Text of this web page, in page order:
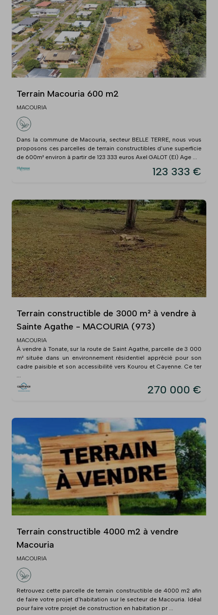
Terrain Macouria 600 m2
MACOURIA
Dans la commune de Macouria, secteur BELLE TERRE, nous vous
proposons ces parcelles de terrain constructibles d'une superficie
de 600m² environ à partir de 123 333 euros Axel GALOT (EI) Age ...
123 333 €
Terrain constructible de 3000 m² à vendre à
Sainte Agathe - MACOURIA (973)
MACOURIA
À vendre à Tonate, sur la route de Saint Agathe, parcelle de 3 000
m² située dans un environnement résidentiel apprécié pour son
cadre paisible et son accessibilité vers Kourou et Cayenne. Ce ter
...
270 000 €
Terrain constructible 4000 m2 à vendre
Macouria
MACOURIA
Retrouvez cette parcelle de terrain constructible de 4000 m2 afin
de faire votre projet d'habitation sur le secteur de Macouria. Idéal
pour faire votre projet de construction en habitation pr ...